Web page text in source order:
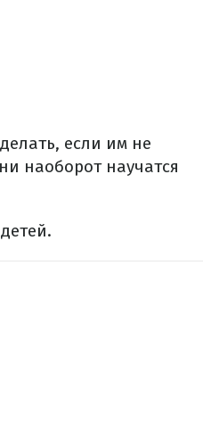
если им не
наоборот научатся